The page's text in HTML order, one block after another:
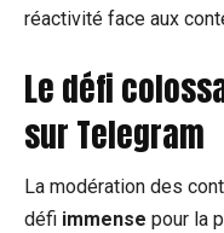
réactivité face aux
Le défi
sur Telegram
La modération des
défi immense pour la